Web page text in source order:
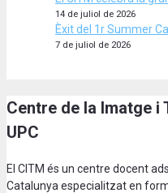
14 de juliol de 2026
Èxit del 1r Summer
7 de juliol de 2026
Centre de la Imatge
UPC
El CITM és un centre docent
Catalunya especialitzat en